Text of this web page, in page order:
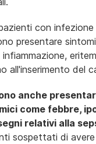
con
presentare
all'inserimento del
anche
come febbre,
relativi alla
sospettati di